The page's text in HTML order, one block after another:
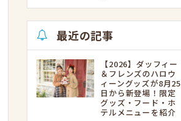
最近の記事
【2026】ダッフィー
＆フレンズのハロウ
ィーングッズが8月25
日から新登場！限定
グッズ・フード・ホ
テルメニューを紹介